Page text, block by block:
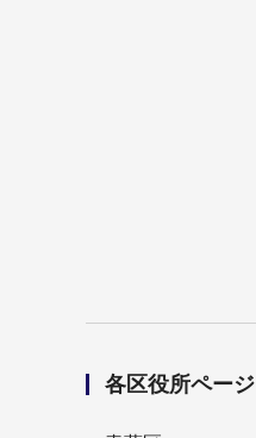
各区役所ページ